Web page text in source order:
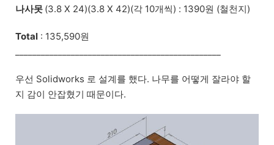
나사못 (3.8 X 24)(3.8 X 42)(각 10개씩) : 1390원 (철천지)
Total : 135,590원
우선 Solidworks 로 설계를 했다. 나무를 어떻게 잘라야 할
지 감이 안잡혔기 때문이다.